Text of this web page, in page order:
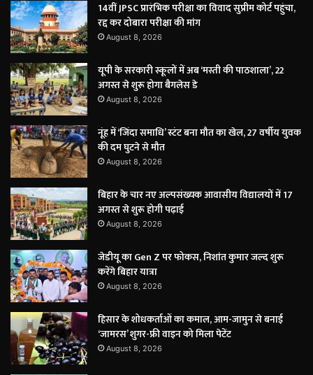
14वीं JPSC प्रारंभिक परीक्षा का विवाद सुप्रीम कोर्ट पहुंचा,
रद्द कर दोबारा परीक्षा की मांग
August 8, 2026
यूपी के सरकारी स्कूलों में अब ‘मस्ती की पाठशाला’, 22
अगस्त से शुरू होगा बैगलेस डे
August 8, 2026
नूंह में ‘जिंदा समाधि’ स्टंट बना मौत का खेल, 27 वर्षीय युवक
की दम घुटने से मौत
August 8, 2026
बिहार के चार नए अल्पसंख्यक आवासीय विद्यालयों में 17
अगस्त से शुरू होगी पढ़ाई
August 8, 2026
जेडीयू का Gen Z पर फोकस, निशांत कुमार जल्द शुरू
करेंगे बिहार यात्रा
August 8, 2026
हिसार के शोधकर्ताओं का कमाल, आम-जामुन से बनाई
‘जामरस’ शुगर-फ्री वाइन को मिला पेटेंट
August 8, 2026